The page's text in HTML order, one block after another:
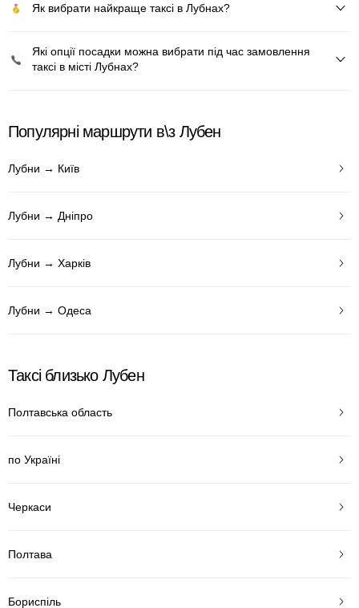
Як вибрати найкраще таксі в Лубнах?
Які опції посадки можна вибрати під час замовлення
таксі в місті Лубнах?
Популярні маршрути в\з Лубен
Лубни → Київ
Лубни → Дніпро
Лубни → Харків
Лубни → Одеса
Таксі близько Лубен
Полтавська область
по Україні
Черкаси
Полтава
Бориспіль